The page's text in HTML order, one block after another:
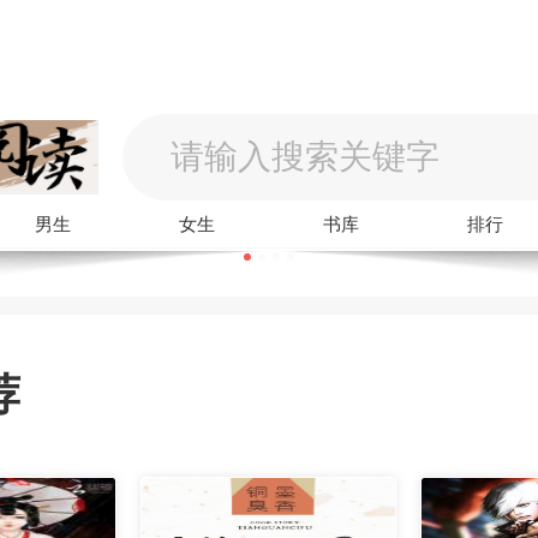
男生 女生 书库 排行